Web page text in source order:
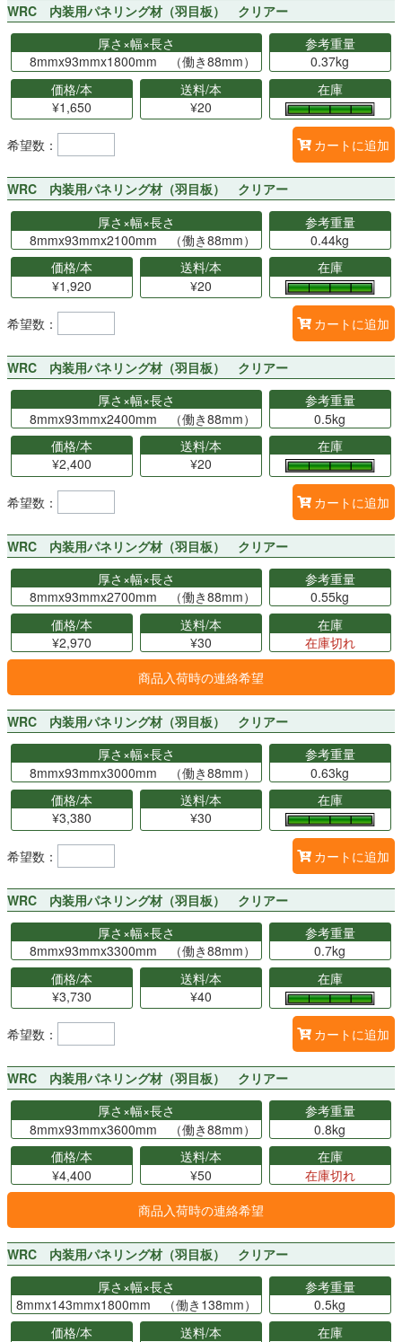
WRC 内装用パネリング材（羽目板） クリアー
厚さ×幅×長さ
8mmx93mmx1800mm （働き88mm）
参考重量
0.37kg
価格/本
¥1,650
送料/本
¥20
在庫
希望数： カートに追加
WRC 内装用パネリング材（羽目板） クリアー
厚さ×幅×長さ
8mmx93mmx2100mm （働き88mm）
参考重量
0.44kg
価格/本
¥1,920
送料/本
¥20
在庫
希望数： カートに追加
WRC 内装用パネリング材（羽目板） クリアー
厚さ×幅×長さ
8mmx93mmx2400mm （働き88mm）
参考重量
0.5kg
価格/本
¥2,400
送料/本
¥20
在庫
希望数： カートに追加
WRC 内装用パネリング材（羽目板） クリアー
厚さ×幅×長さ
8mmx93mmx2700mm （働き88mm）
参考重量
0.55kg
価格/本
¥2,970
送料/本
¥30
在庫
在庫切れ
商品入荷時の連絡希望
WRC 内装用パネリング材（羽目板） クリアー
厚さ×幅×長さ
8mmx93mmx3000mm （働き88mm）
参考重量
0.63kg
価格/本
¥3,380
送料/本
¥30
在庫
希望数： カートに追加
WRC 内装用パネリング材（羽目板） クリアー
厚さ×幅×長さ
8mmx93mmx3300mm （働き88mm）
参考重量
0.7kg
価格/本
¥3,730
送料/本
¥40
在庫
希望数： カートに追加
WRC 内装用パネリング材（羽目板） クリアー
厚さ×幅×長さ
8mmx93mmx3600mm （働き88mm）
参考重量
0.8kg
価格/本
¥4,400
送料/本
¥50
在庫
在庫切れ
商品入荷時の連絡希望
WRC 内装用パネリング材（羽目板） クリアー
厚さ×幅×長さ
8mmx143mmx1800mm （働き138mm）
参考重量
0.5kg
価格/本
送料/本
在庫